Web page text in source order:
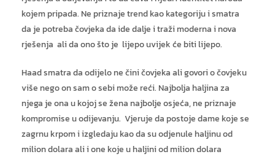
kojem pripada. Ne priznaje trend kao kategoriju i smatra
da je potreba čovjeka da ide dalje i traži moderna i nova
rješenja ali da ono što je lijepo uvijek će biti lijepo.
Haad smatra da odijelo ne čini čovjeka ali govori o čovjeku
više nego on sam o sebi može reći. Najbolja haljina za
njega je ona u kojoj se žena najbolje osjeća, ne priznaje
kompromise u odijevanju. Vjeruje da postoje dame koje se
zagrnu krpom i izgledaju kao da su odjenule haljinu od
milion dolara ali i one koje u haljini od milion dolara